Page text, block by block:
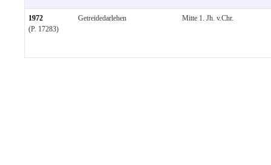
1972
(P. 17283)
Getreidedarlehen Mitte 1. Jh. v.Chr.